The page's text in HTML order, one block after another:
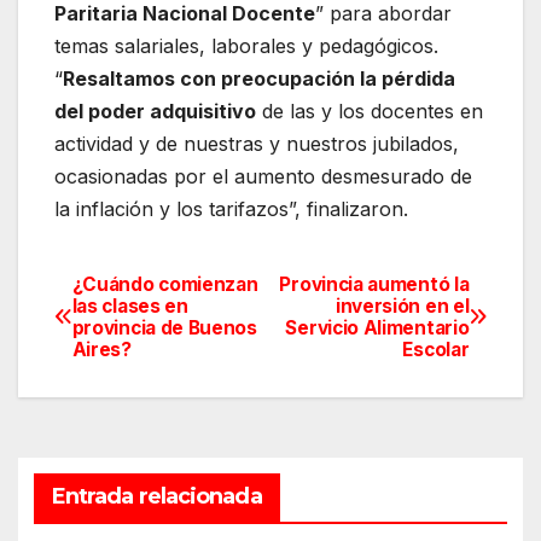
Paritaria Nacional Docente” para abordar
temas salariales, laborales y pedagógicos.
“Resaltamos con preocupación la pérdida
del poder adquisitivo de las y los docentes en
actividad y de nuestras y nuestros jubilados,
ocasionadas por el aumento desmesurado de
la inflación y los tarifazos”, finalizaron.
Navegación
de
entradas
Provincia aumentó la
inversión en el
Servicio Alimentario
Escolar
¿Cuándo comienzan
las clases en
provincia de Buenos
Aires?
Entrada relacionada